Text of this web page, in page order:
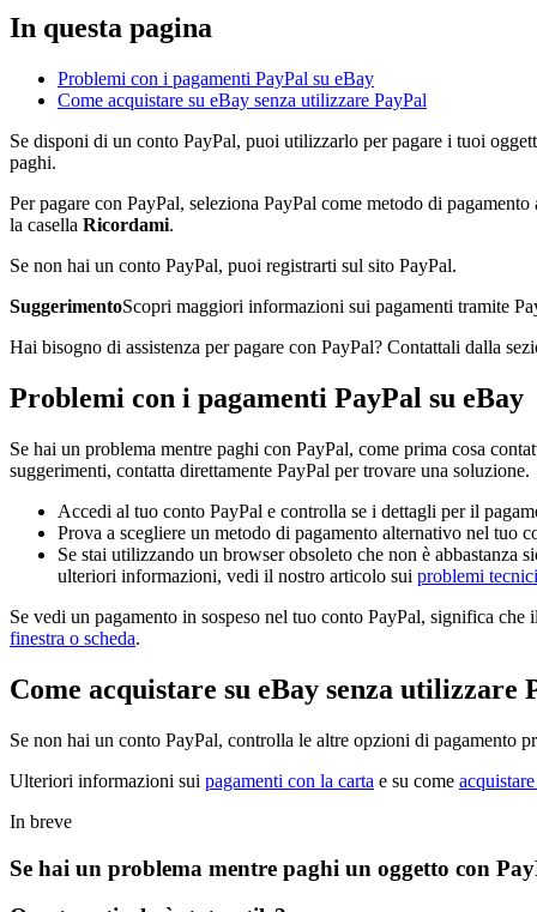
In questa pagina
Problemi con i pagamenti PayPal su eBay
Come acquistare su eBay senza utilizzare PayPal
Se disponi di un conto PayPal, puoi utilizzarlo per pagare i tuoi
paghi.
Per pagare con PayPal, seleziona PayPal come metodo di
la casella Ricordami.
Se non hai un conto PayPal, puoi registrarti sul sito PayPal.
SuggerimentoScopri maggiori informazioni sui pagamenti tramite
Hai bisogno di assistenza per pagare con PayPal? Contattali dalla
Problemi con i pagamenti PayPal su eBay
Se hai un problema mentre paghi con PayPal, come prima cosa
suggerimenti, contatta direttamente PayPal per trovare una soluzione.
Accedi al tuo conto PayPal e controlla se i dettagli per il
Prova a scegliere un metodo di pagamento alternativo nel tuo
Se stai utilizzando un browser obsoleto che non è abbastanza
ulteriori informazioni, vedi il nostro articolo sui problemi tecnici
Se vedi un pagamento in sospeso nel tuo conto PayPal, significa
finestra o scheda.
Come acquistare su eBay senza utilizzare
Se non hai un conto PayPal, controlla le altre opzioni di pagamento
Ulteriori informazioni sui pagamenti con la carta e su come
In breve
Se hai un problema mentre paghi un oggetto con